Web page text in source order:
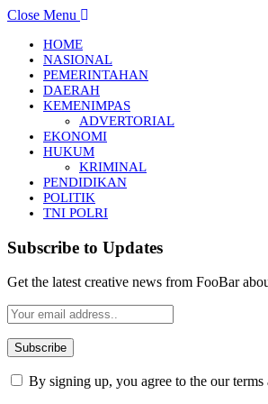
Close Menu
HOME
NASIONAL
PEMERINTAHAN
DAERAH
KEMENIMPAS
ADVERTORIAL
EKONOMI
HUKUM
KRIMINAL
PENDIDIKAN
POLITIK
TNI POLRI
Subscribe to Updates
Get the latest creative news from FooBar
By signing up, you agree to the our terms